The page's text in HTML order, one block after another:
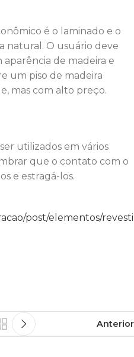
é o laminado e o
natural. O usuário deve
de madeira e
um piso de madeira
mas com alto preço.
utilizados em vários
que o contato com o
e estragá-los.
post/elementos/
Anterior